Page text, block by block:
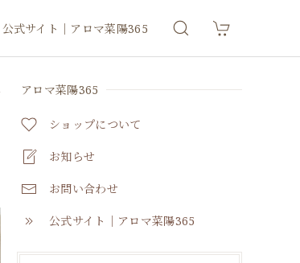
公式サイト｜アロマ菜陽365
アロマ菜陽365
ショップについて
お知らせ
お問い合わせ
公式サイト｜アロマ菜陽365